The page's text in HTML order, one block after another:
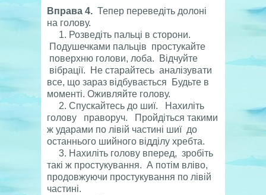
Вправа 4. Тепер переведіть долоні
на голову.
1. Розведіть пальці в сторони.
Подушечками пальців простукайте
поверхню голови, лоба. Відчуйте
вібрації. Не старайтесь аналізувати
все, що зараз відбувається Будьте в
моменті. Оживляйте голову.
2. Спускайтесь до шиї. Нахиліть
голову праворуч. Пройдіться такими
ж ударами по лівій частині шиї до
останнього шийного відділу хребта.
3. Нахиліть голову вперед, зробіть
такі ж простукування. А потім вліво,
продовжуючи простукування по лівій
частині.